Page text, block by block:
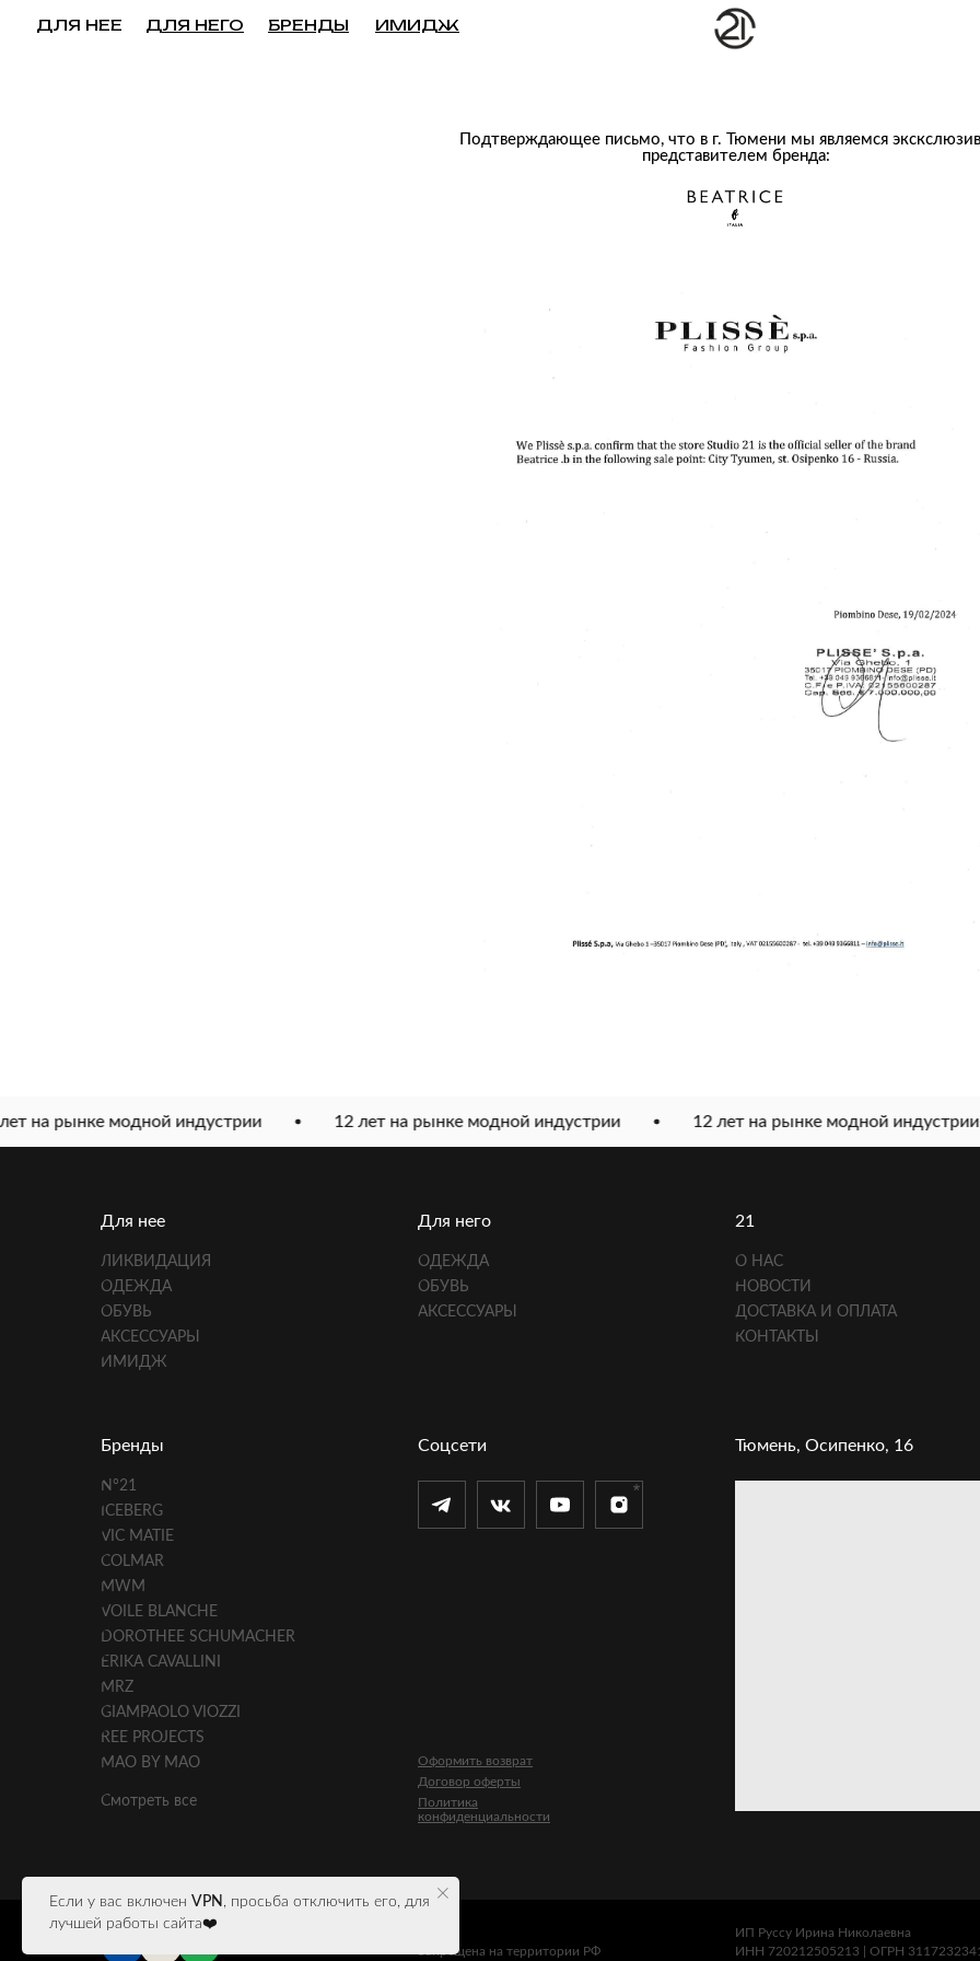
ДЛЯ НЕЕ ДЛЯ НЕГО БРЕНДЫ ИМИДЖ
Если у вас включен VPN , просьба отключить его, для
лучшей работы сайта❤️
Подтверждающее письмо, что в г. Тюмени мы являемся
представителем бренда:
на рынке модной индустрии 12 лет на рынке модной индустрии 12 лет на рынке модной индустрии
ИП Руссу Ирина Николаевна
ИНН 720212505213 | ОГРН
Политика
конфиденциальности
Договор оферты
Оформить возврат
Запрещена на территории РФ
КОНТАКТЫ
ДОСТАВКА И ОПЛАТА
НОВОСТИ
О НАС
21
АКСЕССУАРЫ
ОБУВЬ
ОДЕЖДА
Для него
Смотреть все
MAO BY MAO
REE PROJECTS
MRZ
GIAMPAOLO VIOZZI
ERIKA CAVALLINI
DOROTHEE SCHUMACHER
VOILE BLANCHE
N°21
ICEBERG
VIC MATIE
COLMAR
MWM
Тюмень, Осипенко, 16
Соцсети
Бренды
Для нее
ЛИКВИДАЦИЯ
ОДЕЖДА
ОБУВЬ
АКСЕССУАРЫ
ИМИДЖ